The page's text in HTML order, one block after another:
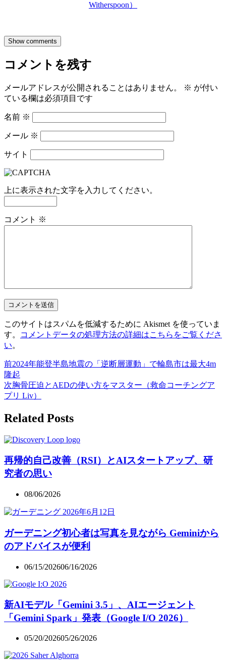
Witherspoon）
Show comments
コメントを残す
メールアドレスが公開されることはありません。 ※ が付い
ている欄は必須項目です
名前 ※
メール ※
サイト
上に表示された文字を入力してください。
コメント ※
このサイトはスパムを低減するために Akismet を使っていま
す。
コメントデータの処理方法の詳細はこちらをご覧くださ
い。
前2024年能登半島地震の「逆断層運動」で輪島市は最大4m
隆起
次胸骨圧迫とAEDの使い方をマスター（救命コーチングア
プリ Liv）
Related Posts
再帰的自己改善（RSI）とAIスタートアップ、研
究者の思い
08/06/2026
ガーデニング初心者は写真を見ながら Geminiから
のアドバイスが便利
06/15/202606/16/2026
新AIモデル「Gemini 3.5」、AIエージェント
「Gemini Spark」発表（Google I/O 2026）
05/20/202605/26/2026